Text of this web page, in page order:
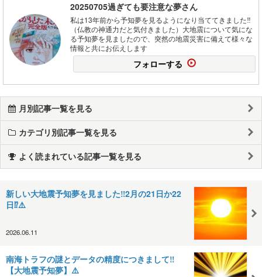
20250705過ぎても要注意な夢さん
私は13年前から予知夢を見るようになり当ててきました‼️
（仏教の神通力だと気付きました）大地震について気にな
る予知夢を見ましたので、突然の地震災害に備えて様々な
情報と共にお伝えします
フォローする
月別記事一覧を見る
カテゴリ別記事一覧を見る
よく読まれている記事一覧を見る
新しい大地震予知夢を見ました‼️2月の21日か22
日⁉️⚠️
2026.06.11
南海トラフの謎とデータの精度につきまして‼️
【大地震予知夢】⚠️